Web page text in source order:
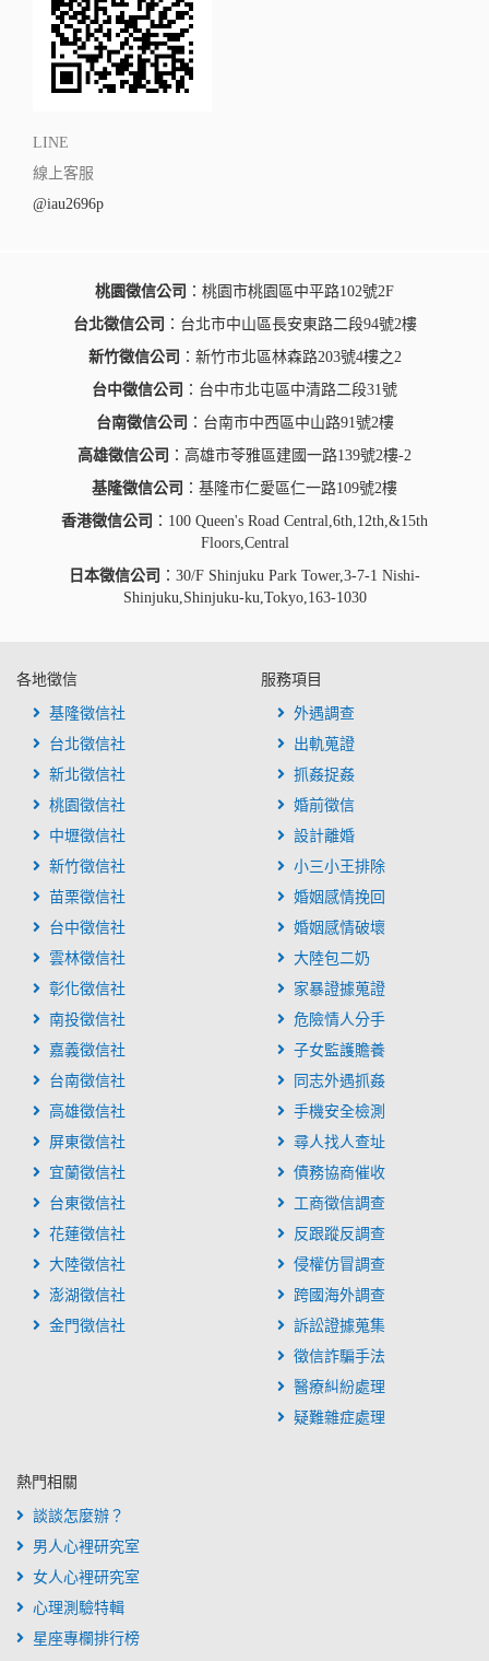
LINE
線上客服
@iau2696p
桃園徵信公司 ：桃園市桃園區中平路102號2F
台北徵信公司 ：台北市中山區長安東路二段94號2樓
新竹徵信公司 ：新竹市北區林森路203號4樓之2
台中徵信公司 ：台中市北屯區中清路二段31號
台南徵信公司 ：台南市中西區中山路91號2樓
高雄徵信公司 ：高雄市苓雅區建國一路139號2樓-2
基隆徵信公司 ：基隆市仁愛區仁一路109號2樓
香港徵信公司 ：100 Queen's Road Central,6th,12th,&15th
Floors,Central
日本徵信公司 ：30/F Shinjuku Park Tower,3-7-1 Nishi-
Shinjuku,Shinjuku-ku,Tokyo,163-1030
各地徵信
基隆徵信社
台北徵信社
新北徵信社
桃園徵信社
中壢徵信社
新竹徵信社
苗栗徵信社
台中徵信社
雲林徵信社
彰化徵信社
南投徵信社
嘉義徵信社
台南徵信社
高雄徵信社
屏東徵信社
宜蘭徵信社
台東徵信社
花蓮徵信社
大陸徵信社
澎湖徵信社
金門徵信社
服務項目
外遇調查
出軌蒐證
抓姦捉姦
婚前徵信
設計離婚
小三小王排除
婚姻感情挽回
婚姻感情破壞
大陸包二奶
家暴證據蒐證
危險情人分手
子女監護贍養
同志外遇抓姦
手機安全檢測
尋人找人查址
債務協商催收
工商徵信調查
反跟蹤反調查
侵權仿冒調查
跨國海外調查
訴訟證據蒐集
徵信詐騙手法
醫療糾紛處理
疑難雜症處理
熱門相關
談談怎麼辦？
男人心裡研究室
女人心裡研究室
心理測驗特輯
星座專欄排行榜